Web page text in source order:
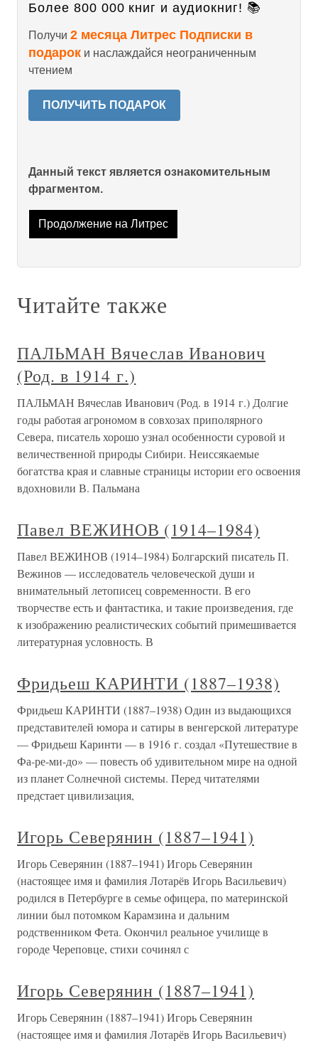
Более 800 000 книг и аудиокниг! 📚
Получи 2 месяца Литрес Подписки в
подарок и наслаждайся неограниченным
чтением
ПОЛУЧИТЬ ПОДАРОК
Данный текст является ознакомительным
фрагментом.
Продолжение на Литрес
Читайте также
ПАЛЬМАН Вячеслав Иванович
(Род. в 1914 г.)
ПАЛЬМАН Вячеслав Иванович (Род. в 1914 г.) Долгие
годы работая агрономом в совхозах приполярного
Севера, писатель хорошо узнал особенности суровой и
величественной природы Сибири. Неиссякаемые
богатства края и славные страницы истории его освоения
вдохновили В. Пальмана
Павел ВЕЖИНОВ (1914–1984)
Павел ВЕЖИНОВ (1914–1984) Болгарский писатель П.
Вежинов — исследователь человеческой души и
внимательный летописец современности. В его
творчестве есть и фантастика, и такие произведения, где
к изображению реалистических событий примешивается
литературная условность. В
Фридьеш КАРИНТИ (1887–1938)
Фридьеш КАРИНТИ (1887–1938) Один из выдающихся
представителей юмора и сатиры в венгерской литературе
— Фридьеш Каринти — в 1916 г. создал «Путешествие в
Фа-ре-ми-до» — повесть об удивительном мире на одной
из планет Солнечной системы. Перед читателями
предстает цивилизация,
Игорь Северянин (1887–1941)
Игорь Северянин (1887–1941) Игорь Северянин
(настоящее имя и фамилия Лотарёв Игорь Васильевич)
родился в Петербурге в семье офицера, по материнской
линии был потомком Карамзина и дальним
родственником Фета. Окончил реальное училище в
городе Череповце, стихи сочинял с
Игорь Северянин (1887–1941)
Игорь Северянин (1887–1941) Игорь Северянин
(настоящее имя и фамилия Лотарёв Игорь Васильевич)